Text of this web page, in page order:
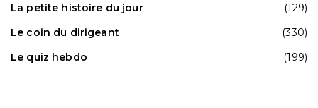
La petite histoire du jour
(129)
Le coin du dirigeant
(330)
Le quiz hebdo
(199)